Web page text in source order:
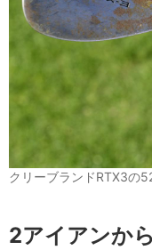
クリーブランドRTX3の
2アイアンか